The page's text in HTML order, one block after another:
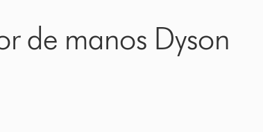
de manos Dyson